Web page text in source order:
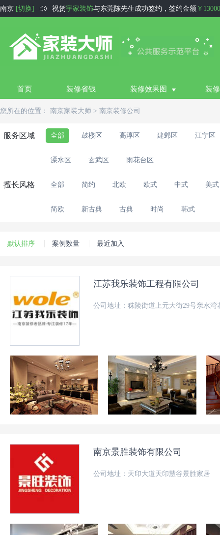
南京 [切换]  祝贺宇家装饰与东莞陈先生成功签约，签约金额 ￥
祝贺徐州住小帮装饰 与徐州甘先生成功签约，签约金额
祝贺 尚庭水韵 与运城王先生成功签约，签约金额
好风景装饰公司 与阿克苏刘玉坤成功签约，签约金
祝贺西宁生活家与西宁祁先生成功签约，签约金额
祝贺瑧汇装饰
祝贺圆石装饰设计与深圳李先生成功签约，签约金额
首页 装修省钱 装修效果图 装
您所在的位置： 南京家装大师 > 南京装修公司
服务区域 全部 鼓楼区 高淳区 建邺区 江宁区
溧水区 玄武区 雨花台区
擅长风格 全部 简约 北欧 欧式 中式 美式
简欧 新古典 古典 时尚 韩式
默认排序 案例数量 最近加入
江苏我乐装饰工程有限公司
公司地址：秣陵街道上元大街29号亲水湾
南京景胜装饰有限公司
公司地址：天印大道天印慧谷景胜家居